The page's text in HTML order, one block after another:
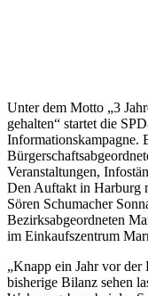
Unter dem Motto „3
gehalten“ startet die
Informationskampagne.
Veranstaltungen,
Den Auftakt in Harburg
Sören Schumacher
Bezirksabgeordneten
im Einkaufszentrum
„Knapp ein Jahr vor der
bisherige Bilanz sehen